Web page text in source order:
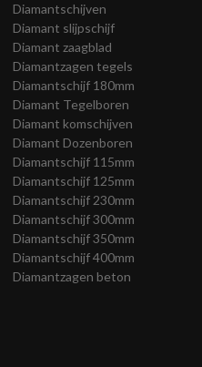
Diamantschijven
Diamant slijpschijf
Diamant zaagblad
Diamantzagen tegels
Diamantschijf 180mm
Diamant Tegelboren
Diamant komschijven
Diamant Dozenboren
Diamantschijf 115mm
Diamantschijf 125mm
Diamantschijf 230mm
Diamantschijf 300mm
Diamantschijf 350mm
Diamantschijf 400mm
Diamantzagen beton